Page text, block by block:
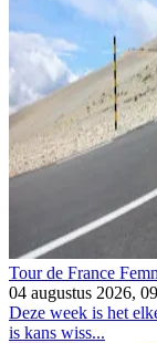
Tour de France
04 augustus 2026,
Deze week is het
is kans wiss...